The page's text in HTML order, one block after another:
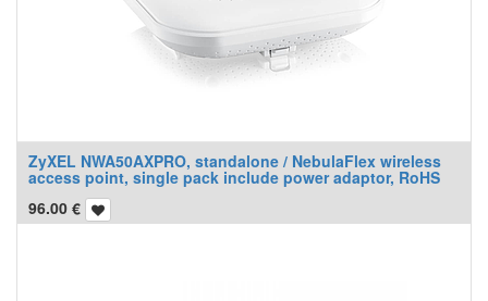
ZyXEL NWA50AXPRO, standalone / NebulaFlex wireless
access point, single pack include power adaptor, RoHS
96.00 €